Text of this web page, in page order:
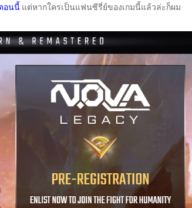
อนนี้แต่หากใครเป็นแฟนซีรี่ย์ของเกมนี้แล้วล่ะก็ผม